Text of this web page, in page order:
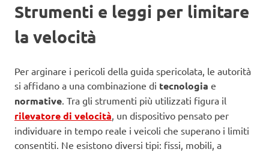
Strumenti e leggi per limitare
la velocità
Per arginare i pericoli della guida spericolata, le autorità
si affidano a una combinazione di tecnologia e
normative. Tra gli strumenti più utilizzati figura il
rilevatore di velocità, un dispositivo pensato per
individuare in tempo reale i veicoli che superano i limiti
consentiti. Ne esistono diversi tipi: fissi, mobili, a